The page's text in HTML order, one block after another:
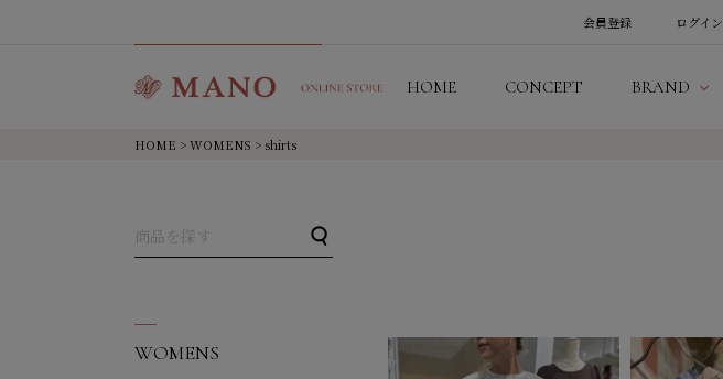
会員登録 ログイン
HOME CONCEPT BRAND
HOME >WOMENS > shirts
WOMENS